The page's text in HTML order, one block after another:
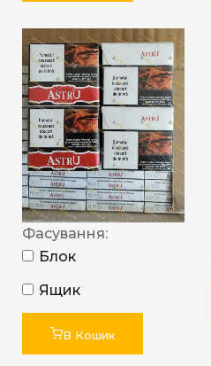
Фасування:
Блок
Ящик
В Кошик